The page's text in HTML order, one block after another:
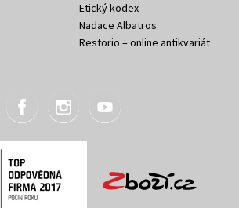
Etický kodex
Nadace Albatros
Restorio – online antikvariát